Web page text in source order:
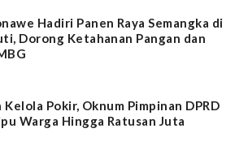
Hadiri Panen Raya Semangka di
Dorong Ketahanan Pangan dan
Pokir, Oknum Pimpinan DPRD
Warga Hingga Ratusan Juta